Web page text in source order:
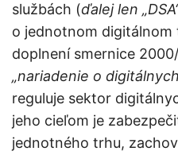
službách (ďalej len
o jednotnom digitálnom
doplnení smernice
„nariadenie o
reguluje sektor
jeho cieľom je
jednotného trhu,